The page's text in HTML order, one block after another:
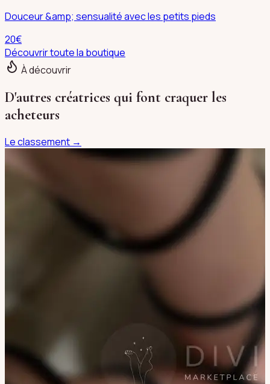
Douceur &amp; sensualité avec les petits pieds
20€
Découvrir toute la boutique
À découvrir
D'autres créatrices qui font craquer les
acheteurs
Le classement →